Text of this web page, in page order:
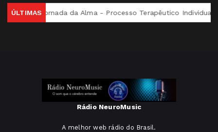
ÚLTIMAS
Si Jornada da Alma - Processo Terapêutico Individual
Rádio NeuroMusic
A melhor web rádio do Brasil.